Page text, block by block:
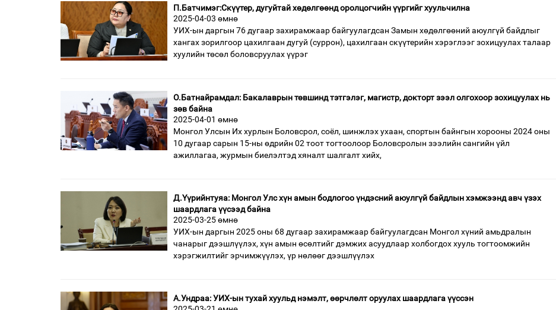
П.Батчимэг:Скүүтер, дугуйтай хөдөлгөөнд оролцогчийн үүргийг хуульчилна
2025-04-03 өмнө
УИХ-ын даргын 76 дугаар захирамжаар байгуулагдсан Замын хөдөлгөөний аюулгүй байдлыг
хангах зорилгоор цахилгаан дугуй (суррон), цахилгаан скүүтерийн хэрэглээг зохицуулах талаар
хуулийн төсөл боловсруулах үүрэг
О.Батнайрамдал: Бакалаврын төвшинд тэтгэлэг, магистр, докторт зээл олгохоор зохицуулах нь
зөв байна
2025-04-01 өмнө
Монгол Улсын Их хурлын Боловсрол, соёл, шинжлэх ухаан, спортын байнгын хорооны 2024 оны
10 дугаар сарын 15-ны өдрийн 02 тоот тогтоолоор Боловсролын зээлийн сангийн үйл
ажиллагаа, журмын биелэлтэд хяналт шалгалт хийх,
Д.Үүрийнтуяа: Монгол Улс хүн амын бодлогоо үндэсний аюулгүй байдлын хэмжээнд авч үзэх
шаардлага үүсээд байна
2025-03-25 өмнө
УИХ-ын даргын 2025 оны 68 дугаар захирамжаар байгуулагдсан Монгол хүний амьдралын
чанарыг дээшлүүлэх, хүн амын өсөлтийг дэмжих асуудлаар холбогдох хууль тогтоомжийн
хэрэгжилтийг эрчимжүүлэх, үр нөлөөг дээшлүүлэх
А.Ундраа: УИХ-ын тухай хуульд нэмэлт, өөрчлөлт оруулах шаардлага үүссэн